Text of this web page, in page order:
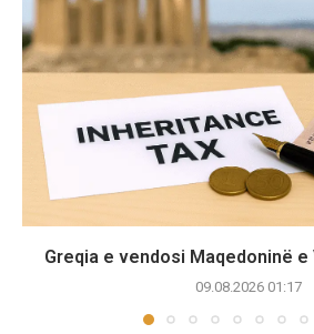
Greqia e vendosi Maqedoninë
09.08.2026 01:17